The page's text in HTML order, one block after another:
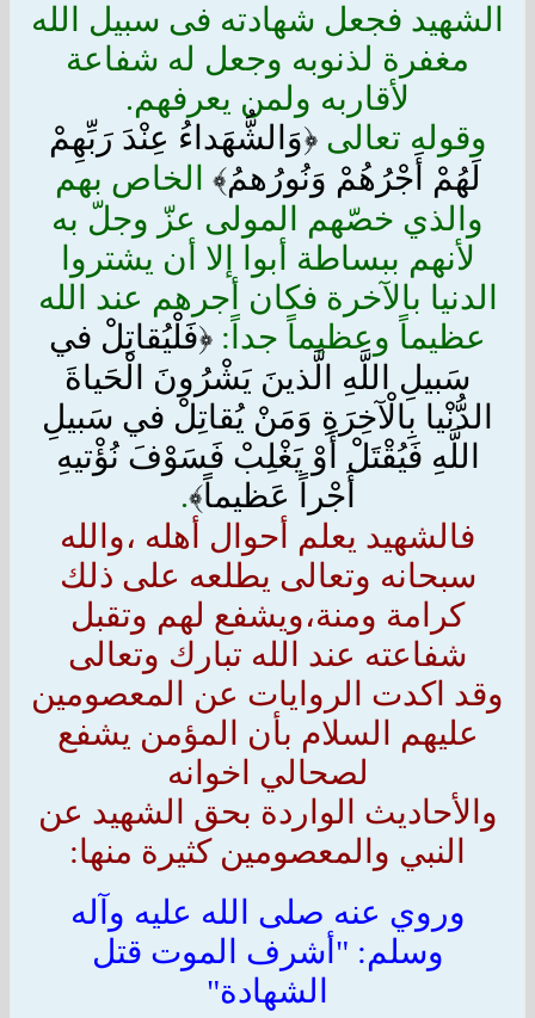
الشهيد فجعل شهادته فى سبيل الله
مغفرة لذنوبه وجعل له شفاعة
لأقاربه ولمن يعرفهم.
وقوله تعالى﴿وَالشُّهَداءُ عِنْدَ رَبِّهِمْ
لَهُمْ أَجْرُهُمْ وَنُورُهمُ﴾ الخاص بهم
والذي خصّهم المولى عزّ وجلّ به
لأنهم ببساطة أبوا إلا أن يشتروا
الدنيا بالآخرة فكان أجرهم عند الله
عظيماً وعظيماً جداً: ﴿فَلْيُقاتِلْ في‏
سَبيلِ اللَّهِ الَّذينَ يَشْرُونَ الْحَياةَ
الدُّنْيا بِالْآخِرَةِ وَمَنْ يُقاتِلْ في‏ سَبيلِ
اللَّهِ فَيُقْتَلْ أَوْ يَغْلِبْ فَسَوْفَ نُؤْتيهِ
أَجْراً عَظيماً﴾.
فالشهيد يعلم أحوال أهله ،والله
سبحانه وتعالى يطلعه على ذلك
كرامة ومنة،ويشفع لهم وتقبل
شفاعته عند الله تبارك وتعالى
وقد اكدت الروايات عن المعصومين
عليهم السلام بأن المؤمن يشفع
لصحالي اخوانه
والأحاديث الواردة بحق الشهيد عن
النبي والمعصومين كثيرة منها:
وروي عنه صلى الله عليه وآله
وسلم: "أشرف الموت قتل
الشهادة"